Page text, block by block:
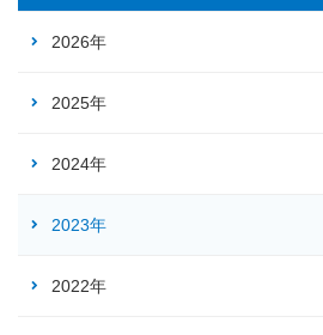
2026年
2025年
2024年
2023年
2022年